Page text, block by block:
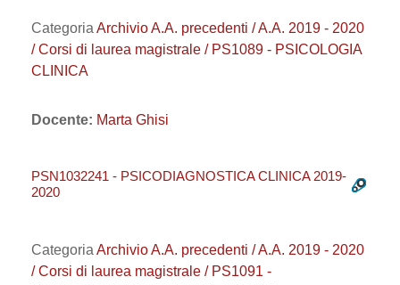
Categoria Archivio A.A. precedenti / A.A. 2019 - 2020
/ Corsi di laurea magistrale / PS1089 - PSICOLOGIA
CLINICA
Docente: Marta Ghisi
PSN1032241 - PSICODIAGNOSTICA CLINICA 2019-
2020
Categoria Archivio A.A. precedenti / A.A. 2019 - 2020
/ Corsi di laurea magistrale / PS1091 -